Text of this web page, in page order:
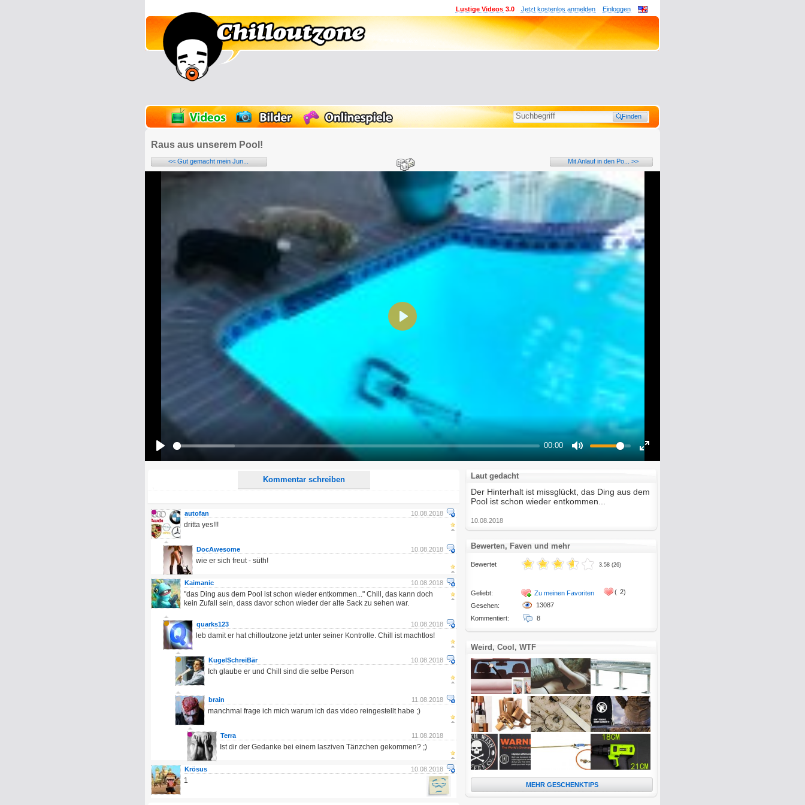
Einloggen
Jetzt kostenlos anmelden
Lustige Videos 3.0
Raus aus unserem Pool!
<< Gut gemacht mein Jun... Mit Anlauf in den Po... >>
00:00
Play
Kommentar schreiben
E-Mail-Adresse (optional):
Alle HTML-Tags außer <br>, <strike> und <i> werden aus Deinem Kommentar entfernt.
URLs werden automatisch umgewandelt. Bitte verwende "www." oder "http://" in URLs
Ich möchte eine E-Mail, wenn zu meinem Kommentar Antworten erscheinen.
Ich möchte eine E-Mail, wenn auf dieser Seite weitere Kommentare erscheinen.
10.08.2018
autofan
dritta yes!!!
10.08.2018
DocAwesome
wie er sich freut - süth!
10.08.2018
Kaimanic
"das Ding aus dem Pool ist schon wieder entkommen..." Chill, das kann doch
kein Zufall sein, dass davor schon wieder der alte Sack zu sehen war.
10.08.2018
quarks123
leb damit er hat chilloutzone jetzt unter seiner Kontrolle. Chill ist machtlos!
10.08.2018
KugelSchreiBär
Ich glaube er und Chill sind die selbe Person
11.08.2018
brain
manchmal frage ich mich warum ich das video reingestellt habe ;)
11.08.2018
Terra
Ist dir der Gedanke bei einem lasziven Tänzchen gekommen? ;)
10.08.2018
Krösus
1
Laut gedacht
Der Hinterhalt ist missglückt, das Ding aus dem
Pool ist schon wieder entkommen...
10.08.2018
Bewerten, Faven und mehr
Bewertet
Geliebt:
Gesehen:
Kommentiert:
3.58 (26)
Zu meinen Favoriten
13087
8
( 2)
Weird, Cool, WTF
MEHR GESCHENKTIPS